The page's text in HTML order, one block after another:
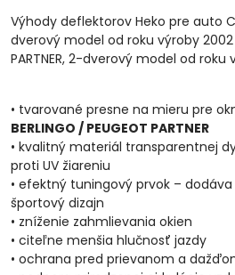
Výhody deflektorov Heko pre auto
dverový model od roku výroby 2002
PARTNER, 2-dverový model od
• tvarované presne na mieru pre
BERLINGO / PEUGEOT PARTNER
• kvalitný materiál transparentnej
proti UV žiareniu
• efektný tuningový prvok –
športový dizajn
• zníženie zahmlievania okien
• citeľne menšia hlučnosť jazdy
• ochrana pred prievanom a